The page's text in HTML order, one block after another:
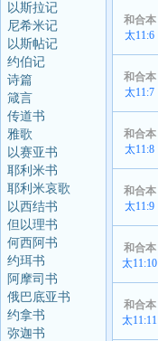
以斯拉记
尼希米记
以斯帖记
约伯记
诗篇
箴言
传道书
雅歌
以赛亚书
耶利米书
耶利米哀歌
以西结书
但以理书
何西阿书
约珥书
阿摩司书
俄巴底亚书
约拿书
弥迦书
和合本
太11:6
和合本
太11:7
和合本
太11:8
和合本
太11:9
和合本
太11:10
和合本
太11:11